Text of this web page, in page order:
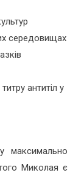
середовищах
антитіл у
максимально
Миколая є